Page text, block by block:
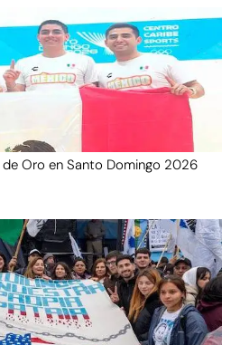
Oro en Santo Domingo 2026